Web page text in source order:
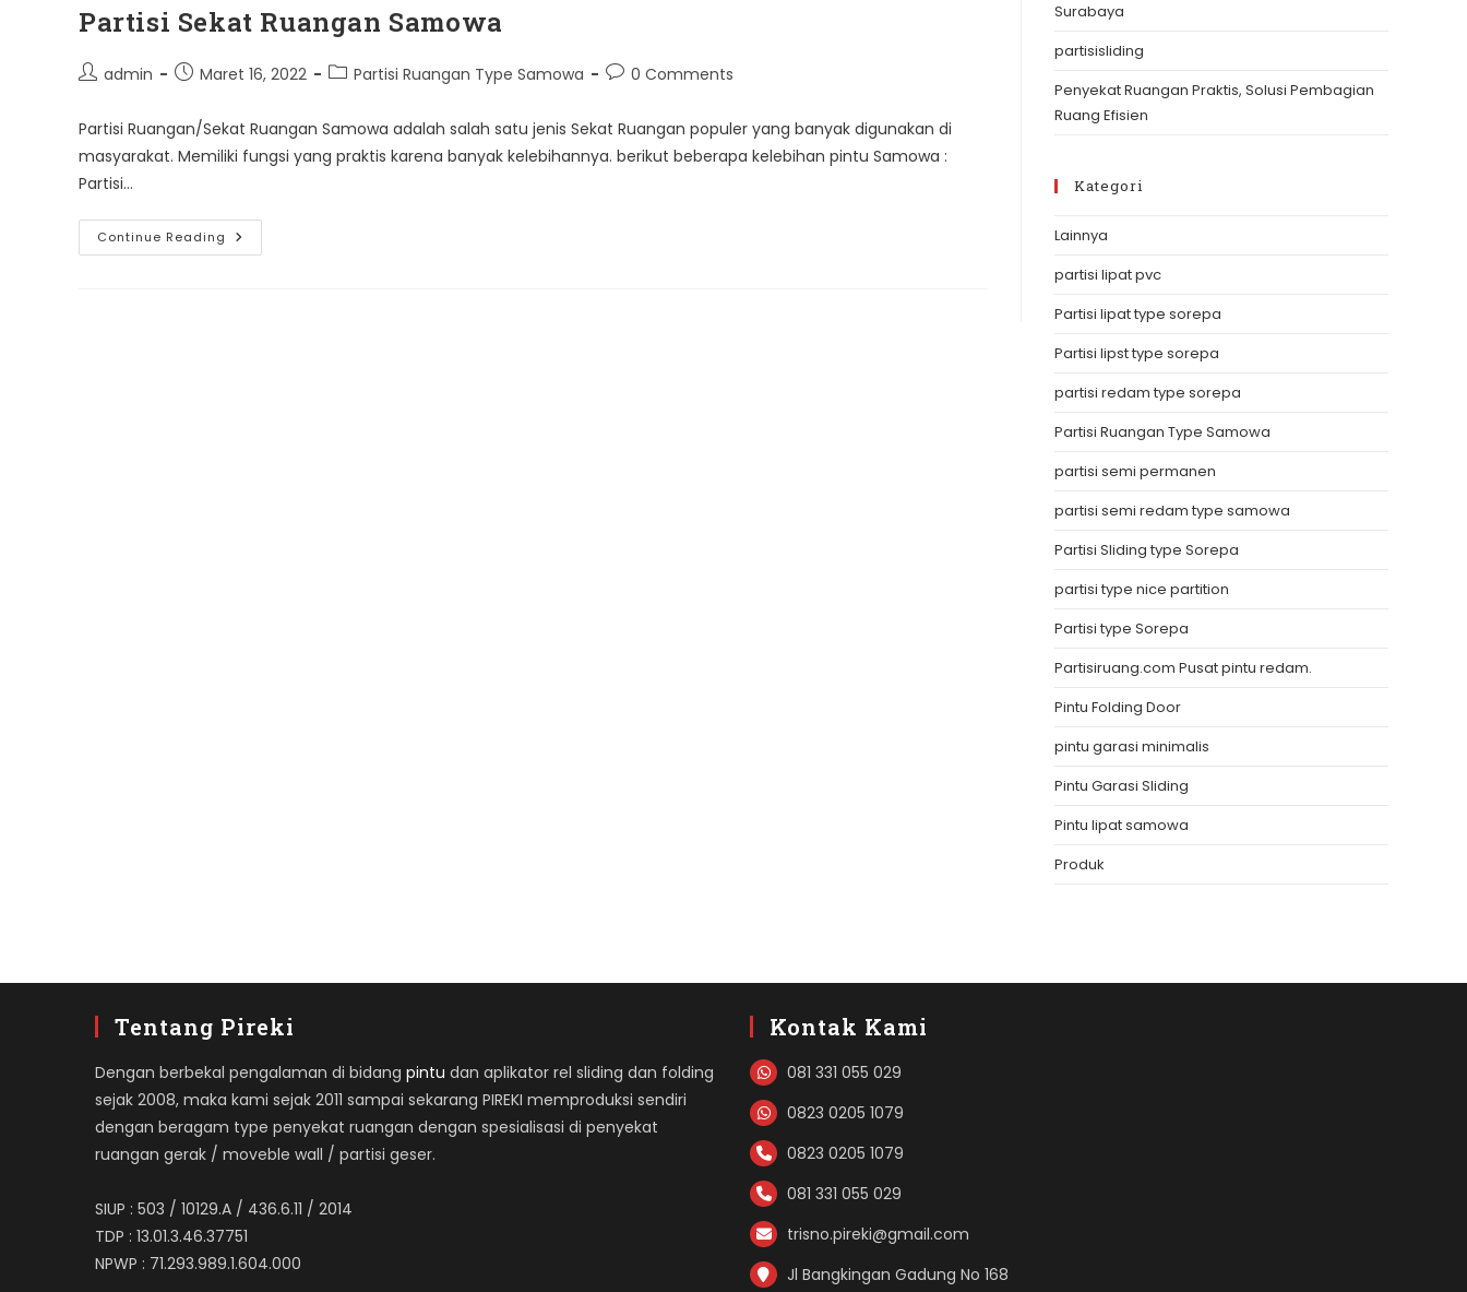
Partisi Sekat Ruangan Samowa
Postadmin
PostMaret 16, 2022
PostPartisi Ruangan Type Samowa
Post0 Comments
Partisi Ruangan/Sekat Ruangan Samowa adalah salah satu jenis Sekat Ruangan populer yang banyak digunakan di
masyarakat. Memiliki fungsi yang praktis karena banyak kelebihannya. berikut beberapa kelebihan pintu Samowa :
Partisi…
Continue Reading Partisi
Sekat
Surabaya
partisisliding
Penyekat Ruangan Praktis, Solusi Pembagian
Ruang Efisien
Kategori
Lainnya
partisi lipat pvc
Partisi lipat type sorepa
Partisi lipst type sorepa
partisi redam type sorepa
Partisi Ruangan Type Samowa
partisi semi permanen
partisi semi redam type samowa
Partisi Sliding type Sorepa
partisi type nice partition
Partisi type Sorepa
Partisiruang.com Pusat pintu redam.
Pintu Folding Door
pintu garasi minimalis
Pintu Garasi Sliding
Pintu lipat samowa
Produk
Tentang Pireki
Dengan berbekal pengalaman di bidang pintu dan aplikator rel sliding dan folding
sejak 2008, maka kami sejak 2011 sampai sekarang PIREKI memproduksi sendiri
dengan beragam type penyekat ruangan dengan spesialisasi di penyekat
ruangan gerak / moveble wall / partisi geser.
SIUP : 503 / 10129.A / 436.6.11 / 2014
TDP : 13.01.3.46.37751
NPWP : 71.293.989.1.604.000
Kontak Kami
081 331 055 029
0823 0205 1079
0823 0205 1079
081 331 055 029
trisno.pireki@gmail.com
Jl Bangkingan Gadung No 168